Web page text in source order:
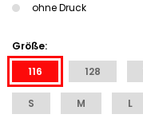
ohne Druck
Größe:
116
128
S M L